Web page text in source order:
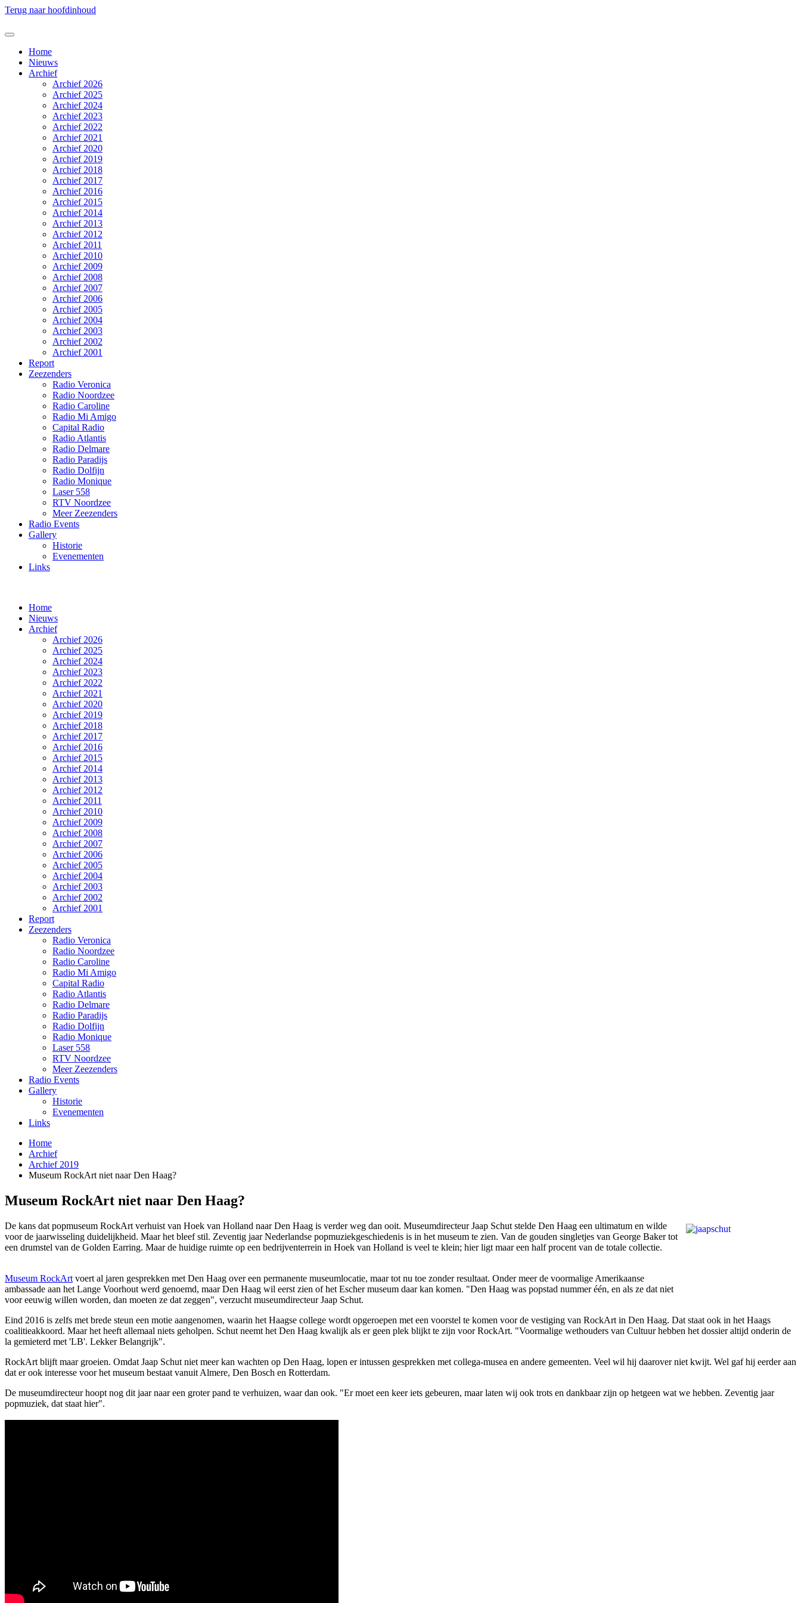
Terug naar hoofdinhoud
Home
Nieuws
Archief
Archief 2026
Archief 2025
Archief 2024
Archief 2023
Archief 2022
Archief 2021
Archief 2020
Archief 2019
Archief 2018
Archief 2017
Archief 2016
Archief 2015
Archief 2014
Archief 2013
Archief 2012
Archief 2011
Archief 2010
Archief 2009
Archief 2008
Archief 2007
Archief 2006
Archief 2005
Archief 2004
Archief 2003
Archief 2002
Archief 2001
Report
Zeezenders
Radio Veronica
Radio Noordzee
Radio Caroline
Radio Mi Amigo
Capital Radio
Radio Atlantis
Radio Delmare
Radio Paradijs
Radio Dolfijn
Radio Monique
Laser 558
RTV Noordzee
Meer Zeezenders
Radio Events
Gallery
Historie
Evenementen
Links
Home
Nieuws
Archief
Archief 2026
Archief 2025
Archief 2024
Archief 2023
Archief 2022
Archief 2021
Archief 2020
Archief 2019
Archief 2018
Archief 2017
Archief 2016
Archief 2015
Archief 2014
Archief 2013
Archief 2012
Archief 2011
Archief 2010
Archief 2009
Archief 2008
Archief 2007
Archief 2006
Archief 2005
Archief 2004
Archief 2003
Archief 2002
Archief 2001
Report
Zeezenders
Radio Veronica
Radio Noordzee
Radio Caroline
Radio Mi Amigo
Capital Radio
Radio Atlantis
Radio Delmare
Radio Paradijs
Radio Dolfijn
Radio Monique
Laser 558
RTV Noordzee
Meer Zeezenders
Radio Events
Gallery
Historie
Evenementen
Links
Home
Archief
Archief 2019
Museum RockArt niet naar Den Haag?
Museum RockArt niet naar Den Haag?
De kans dat popmuseum RockArt verhuist van Hoek van Holland naar Den Haag is verder weg dan ooit. Museumdirecteur Jaap Schut stelde Den Haag een ultimatum en wilde
voor de jaarwisseling duidelijkheid. Maar het bleef stil. Zeventig jaar Nederlandse popmuziekgeschiedenis is in het museum te zien. Van de gouden singletjes van George Baker tot
een drumstel van de Golden Earring. Maar de huidige ruimte op een bedrijventerrein in Hoek van Holland is veel te klein; hier ligt maar een half procent van de totale collectie.
Museum RockArt voert al jaren gesprekken met Den Haag over een permanente museumlocatie, maar tot nu toe zonder resultaat. Onder meer de voormalige Amerikaanse
ambassade aan het Lange Voorhout werd genoemd, maar Den Haag wil eerst zien of het Escher museum daar kan komen. "Den Haag was popstad nummer één, en als ze dat niet
voor eeuwig willen worden, dan moeten ze dat zeggen", verzucht museumdirecteur Jaap Schut.
Eind 2016 is zelfs met brede steun een motie aangenomen, waarin het Haagse college wordt opgeroepen met een voorstel te komen voor de vestiging van RockArt in Den Haag. Dat staat ook in het Haags
coalitieakkoord. Maar het heeft allemaal niets geholpen. Schut neemt het Den Haag kwalijk als er geen plek blijkt te zijn voor RockArt. "Voormalige wethouders van Cultuur hebben het dossier altijd onderin de
la gemieterd met 'LB'. Lekker Belangrijk".
RockArt blijft maar groeien. Omdat Jaap Schut niet meer kan wachten op Den Haag, lopen er intussen gesprekken met collega-musea en andere gemeenten. Veel wil hij daarover niet kwijt. Wel gaf hij eerder aan
dat er ook interesse voor het museum bestaat vanuit Almere, Den Bosch en Rotterdam.
De museumdirecteur hoopt nog dit jaar naar een groter pand te verhuizen, waar dan ook. "Er moet een keer iets gebeuren, maar laten wij ook trots en dankbaar zijn op hetgeen wat we hebben. Zeventig jaar
popmuziek, dat staat hier".